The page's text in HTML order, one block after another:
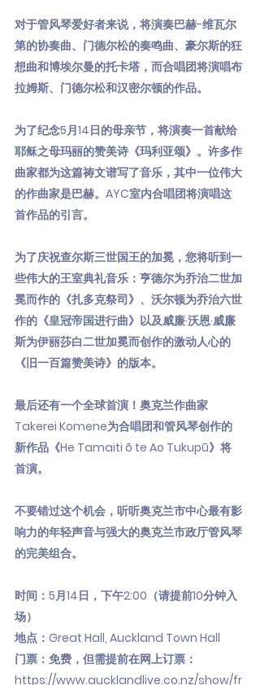
对于管风琴爱好者来说，将演奏巴赫-维瓦尔
第的协奏曲、门德尔松的奏鸣曲、豪尔斯的狂
想曲和博埃尔曼的托卡塔，而合唱团将演唱布
拉姆斯、门德尔松和汉密尔顿的作品。
为了纪念5月14日的母亲节，将演奏一首献给
耶稣之母玛丽的赞美诗《玛利亚颂》。许多作
曲家都为这篇祷文谱写了音乐，其中一位伟大
的作曲家是巴赫。AYC室内合唱团将演唱这
首作品的引言。
为了庆祝查尔斯三世国王的加冕，您将听到一
些伟大的王室典礼音乐：亨德尔为乔治二世加
冕而作的《扎多克祭司》、沃尔顿为乔治六世
作的《皇冠帝国进行曲》以及威廉·沃恩·威廉
斯为伊丽莎白二世加冕而创作的激动人心的
《旧一百篇赞美诗》的版本。
最后还有一个全球首演！奥克兰作曲家
Takerei Komene为合唱团和管风琴创作的
新作品《He Tamaiti ō te Ao Tukupū》将
首演。
不要错过这个机会，听听奥克兰市中心最有影
响力的年轻声音与强大的奥克兰市政厅管风琴
的完美组合。
时间：5月14日，下午2:00（请提前10分钟入
场）
地点：Great Hall, Auckland Town Hall
门票：免费，但需提前在网上订票：
https://www.aucklandlive.co.nz/show/fr